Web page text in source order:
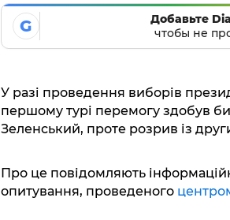
G
Добавьте
чтобы не
У разі проведення виборів
першому турі перемогу здобув
Зеленський, проте розрив із
Про це повідомляють
опитування, проведеного